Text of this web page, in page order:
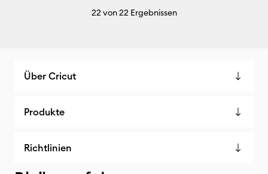
22von 22 Ergebnissen
Über Cricut
Produkte
Richtlinien